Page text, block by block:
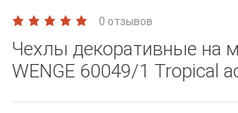
0 отзывов
Чехлы декоративные на
WENGE 60049/1 Tropical